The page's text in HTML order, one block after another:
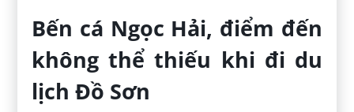
Bến cá Ngọc Hải, điểm đến
không thể thiếu khi đi du
lịch Đồ Sơn